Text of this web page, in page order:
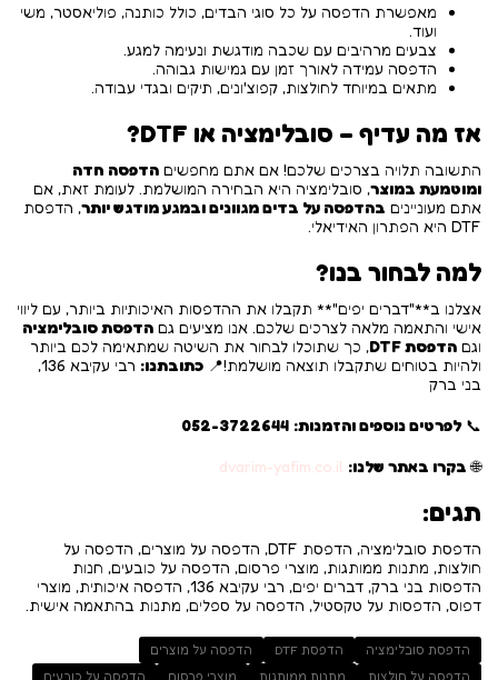
מאפשרת הדפסה על כל סוגי הבדים, כולל כותנה, פוליאסטר, משי
ועוד.
צבעים מרהיבים עם שכבה מודגשת ונעימה למגע.
הדפסה עמידה לאורך זמן עם גמישות גבוהה.
מתאים במיוחד לחולצות, קפוצ'ונים, תיקים ובגדי עבודה.
אז מה עדיף – סובלימציה או DTF?
התשובה תלויה בצרכים שלכם! אם אתם מחפשים הדפסה חדה
ומוטמעת במוצר, סובלימציה היא הבחירה המושלמת. לעומת זאת, אם
אתם מעוניינים בהדפסה על בדים מגוונים ובמגע מודגש יותר, הדפסת
DTF היא הפתרון האידיאלי.
למה לבחור בנו?
אצלנו ב**"דברים יפים"** תקבלו את ההדפסות האיכותיות ביותר, עם ליווי
אישי והתאמה מלאה לצרכים שלכם. אנו מציעים גם הדפסת סובלימציה
וגם הדפסת DTF
, כך שתוכלו לבחור את השיטה שמתאימה לכם ביותר
ולהיות בטוחים שתקבלו תוצאה מושלמת!📍 כתובתנו:
רבי עקיבא 136,
בני ברק
📞לפרטים נוספים והזמנות: 052-3722644
🌐בקרו באתר שלנו: dvarim-yafim.co.il
תגים:
הדפסת סובלימציה, הדפסת DTF, הדפסה על מוצרים, הדפסה על
חולצות, מתנות ממותגות, מוצרי פרסום, הדפסה על כובעים, חנות
הדפסות בני ברק, דברים יפים, רבי עקיבא 136, הדפסה איכותית, מוצרי
דפוס, הדפסות על טקסטיל, הדפסה על ספלים, מתנות בהתאמה אישית.
הדפסת סובלימציה הדפסת DTF
הדפסה על מוצרים
הדפסה על חולצות
מתנות ממותגות מוצרי פרסום
הדפסה על כובעים